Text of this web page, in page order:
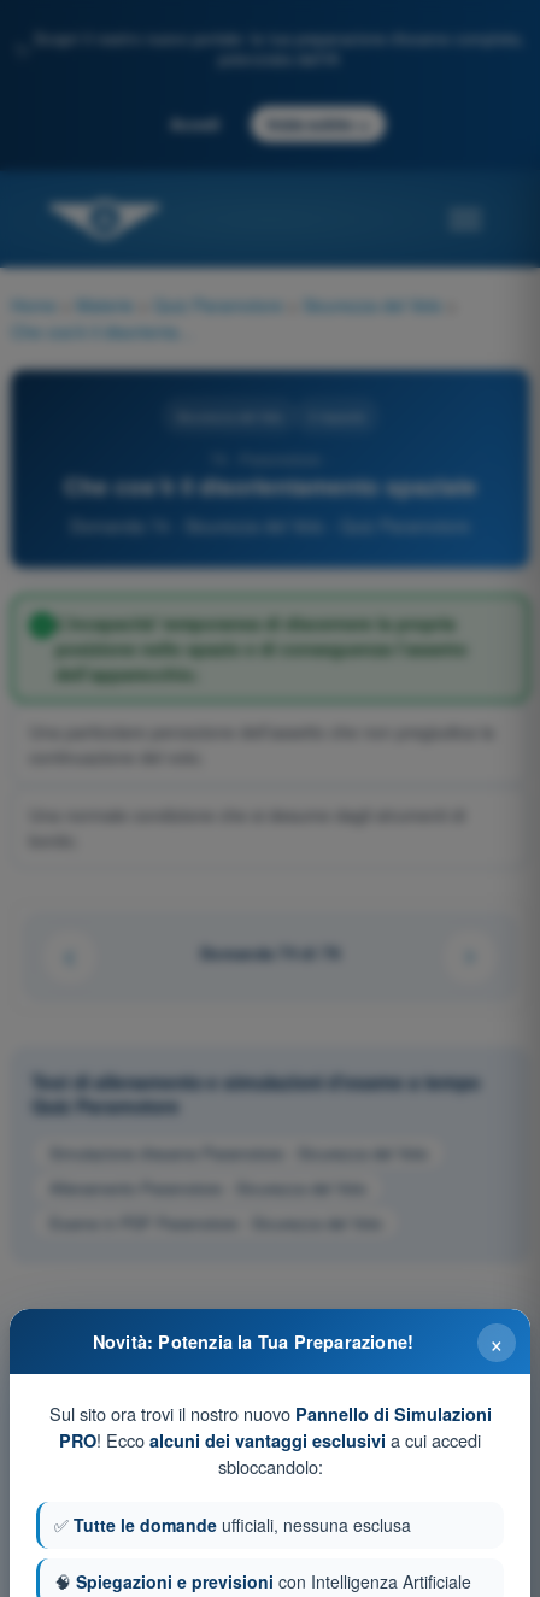
Scopri il nostro nuovo portale: la tua preparazione d'esame completa,
Accedi Inizia subito
Home Materie Quiz Paramotore Sicurezza del Volo
Che cos’è il disorientamento spaziale
L’incapacità' temporanea di discernere la propria
posizione nello spazio e di conseguenza l’assetto
dell’apparecchio;
Domanda 74 di 76
Test di allenamento e simulazioni d'esame a tempo
Quiz Paramotore
Simulazione d'esame Paramotore - Sicurezza del Volo
×
Novità: Potenzia la Tua Preparazione!
Sul sito ora trovi il nostro nuovo Pannello di Simulazioni
PRO! Ecco alcuni dei vantaggi esclusivi a cui accedi
sbloccandolo:
✅ Tutte le domande ufficiali, nessuna esclusa
🧠 Spiegazioni e previsioni con Intelligenza Artificiale